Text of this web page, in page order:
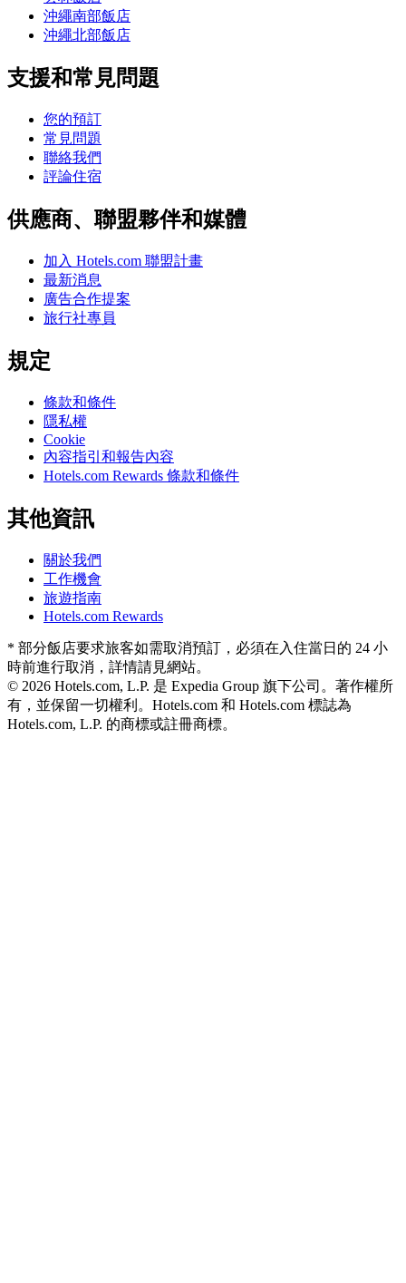
沖繩南部飯店
沖繩北部飯店
支援和常見問題
您的預訂
常見問題
聯絡我們
評論住宿
供應商、聯盟夥伴和媒體
加入 Hotels.com 聯盟計畫
最新消息
廣告合作提案
旅行社專員
規定
條款和條件
隱私權
Cookie
內容指引和報告內容
Hotels.com Rewards 條款和條件
其他資訊
關於我們
工作機會
旅遊指南
Hotels.com Rewards
* 部分飯店要求旅客如需取消預訂，必須在入住當日的 24 小
時前進行取消，詳情請見網站。
© 2026 Hotels.com, L.P. 是 Expedia Group 旗下公司。著作權所
有，並保留一切權利。 Hotels.com 和 Hotels.com 標誌為
Hotels.com, L.P. 的商標或註冊商標。